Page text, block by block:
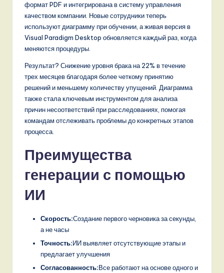
формат PDF и интегрирована в систему управления
качеством компании. Новые сотрудники теперь
используют диаграмму при обучении, а живая версия в
Visual Paradigm Desktop обновляется каждый раз, когда
меняются процедуры.
Результат? Снижение уровня брака на 22% в течение
трех месяцев благодаря более четкому принятию
решений и меньшему количеству упущений. Диаграмма
также стала ключевым инструментом для анализа
причин несоответствий при расследованиях, помогая
командам отслеживать проблемы до конкретных этапов
процесса.
Преимущества
генерации с помощью
ИИ
Скорость:Создание первого черновика за секунды,
а не часы
Точность:ИИ выявляет отсутствующие этапы и
предлагает улучшения
Согласованность:Все работают на основе одного и